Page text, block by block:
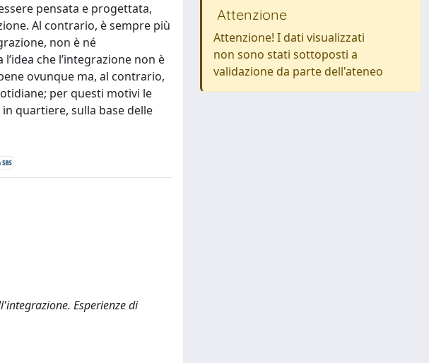
pensata e progettata,
Al contrario, è sempre più
non è né
che l’integrazione non è
ovunque ma, al contrario,
per questi motivi le
quartiere, sulla base delle
Esperienze di
Attenzione
Attenzione! I dati visualizzati
non sono stati sottoposti a
validazione da parte dell'ateneo